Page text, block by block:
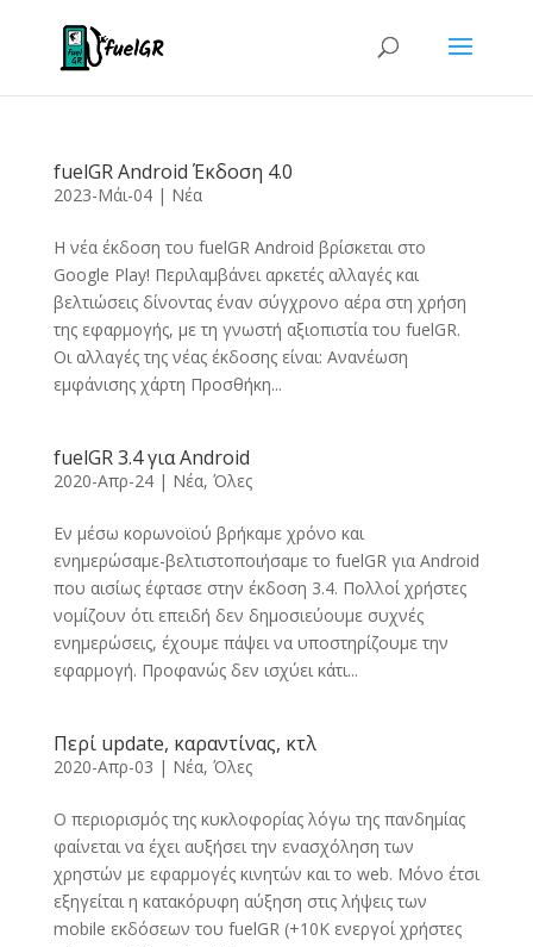
fuelGR Android Έκδοση 4.0
2023-Μάι-04| Νέα
Η νέα έκδοση του fuelGR Android βρίσκεται στο
Google Play! Περιλαμβάνει αρκετές αλλαγές και
βελτιώσεις δίνοντας έναν σύγχρονο αέρα στη χρήση
της εφαρμογής, με τη γνωστή αξιοπιστία του fuelGR.
Οι αλλαγές της νέας έκδοσης είναι: Ανανέωση
εμφάνισης χάρτη Προσθήκη...
fuelGR 3.4 για Android
2020-Απρ-24| Νέα, Όλες
Εν μέσω κορωνοϊού βρήκαμε χρόνο και
ενημερώσαμε-βελτιστοποιήσαμε το fuelGR για Android
που αισίως έφτασε στην έκδοση 3.4. Πολλοί χρήστες
νομίζουν ότι επειδή δεν δημοσιεύουμε συχνές
ενημερώσεις, έχουμε πάψει να υποστηρίζουμε την
εφαρμογή. Προφανώς δεν ισχύει κάτι...
Περί update, καραντίνας, κτλ
2020-Απρ-03 | Νέα, Όλες
Ο περιορισμός της κυκλοφορίας λόγω της πανδημίας
φαίνεται να έχει αυξήσει την ενασχόληση των
χρηστών με εφαρμογές κινητών και το web. Μόνο έτσι
εξηγείται η κατακόρυφη αύξηση στις λήψεις των
mobile εκδόσεων του fuelGR (+10K ενεργοί χρήστες